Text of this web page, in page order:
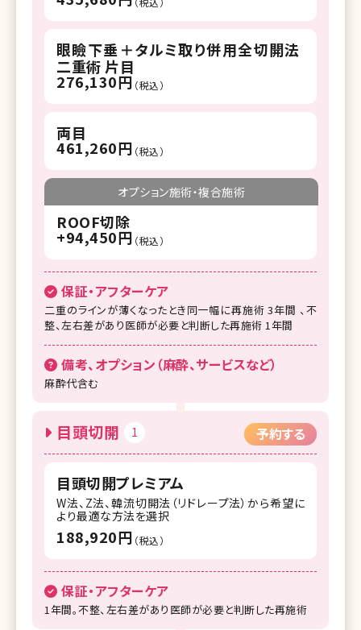
眼瞼下垂＋タルミ取り併用全切開法
二重術 片目
276,130円 （税込）
両目
461,260円 （税込）
オプション施術・複合施術
ROOF切除
+94,450円 （税込）
保証・アフターケア
二重のラインが薄くなったとき同一幅に再施術 3年間 、不
整、左右差があり医師が必要と判断した再施術 1年間
備考、オプション（麻酔、サービスなど）
麻酔代含む
目頭切開 1 予約する
目頭切開プレミアム
W法、Z法、韓流切開法（リドレープ法）から希望に
より最適な方法を選択
188,920円 （税込）
保証・アフターケア
1年間。不整、左右差があり医師が必要と判断した再施術